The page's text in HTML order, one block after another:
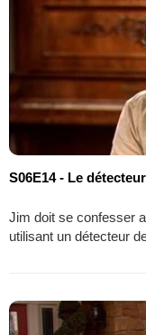
S06E14 - Le
Jim doit se confesser
utilisant un détecteur